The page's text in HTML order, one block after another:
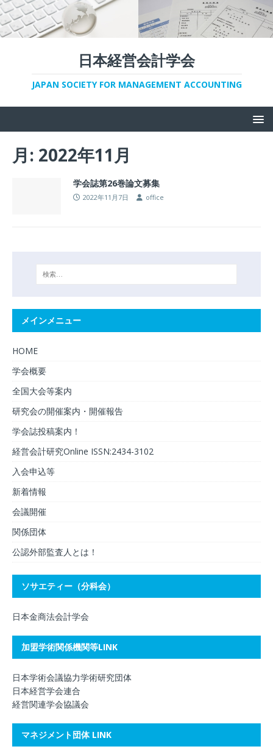
日本経営会計学会
JAPAN SOCIETY FOR MANAGEMENT ACCOUNTING
月: 2022年11月
学会誌第26巻論文募集
2022年11月7日 office
メインメニュー
HOME
学会概要
全国大会等案内
研究会の開催案内・開催報告
学会誌投稿案内！
経営会計研究Online ISSN:2434-3102
入会申込等
新着情報
会議開催
関係団体
公認外部監査人とは！
ソサエティー（分科会）
日本金商法会計学会
加盟学術関係機関等LINK
日本学術会議協力学術研究団体
日本経営学会連合
経営関連学会協議会
マネジメント団体 LINK